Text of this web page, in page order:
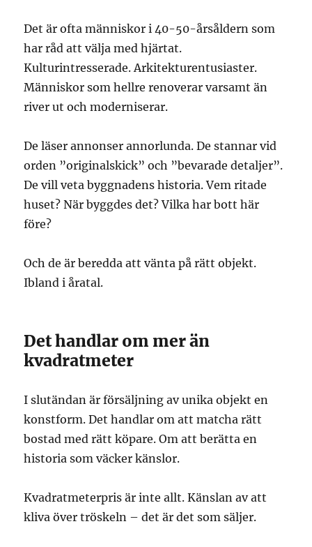
Det är ofta människor i 40-50-årsåldern som
har råd att välja med hjärtat.
Kulturintresserade. Arkitekturentusiaster.
Människor som hellre renoverar varsamt än
river ut och moderniserar.
De läser annonser annorlunda. De stannar vid
orden ”originalskick” och ”bevarade detaljer”.
De vill veta byggnadens historia. Vem ritade
huset? När byggdes det? Vilka har bott här
före?
Och de är beredda att vänta på rätt objekt.
Ibland i åratal.
Det handlar om mer än
kvadratmeter
I slutändan är försäljning av unika objekt en
konstform. Det handlar om att matcha rätt
bostad med rätt köpare. Om att berätta en
historia som väcker känslor.
Kvadratmeterpris är inte allt. Känslan av att
kliva över tröskeln – det är det som säljer.